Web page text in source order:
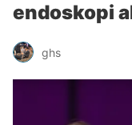
endoskopi
ghs